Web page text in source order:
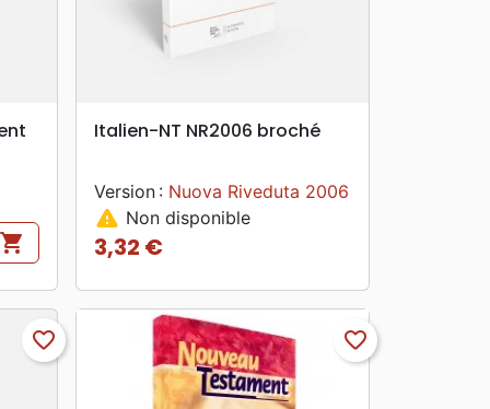
shopping_cart
searchAPERÇU RAPIDE
Italien-NT NR2006 broché
Version : Nuova Riveduta 2006
warning Non disponible
Prix
3,32 €
favorite_border favorite_border